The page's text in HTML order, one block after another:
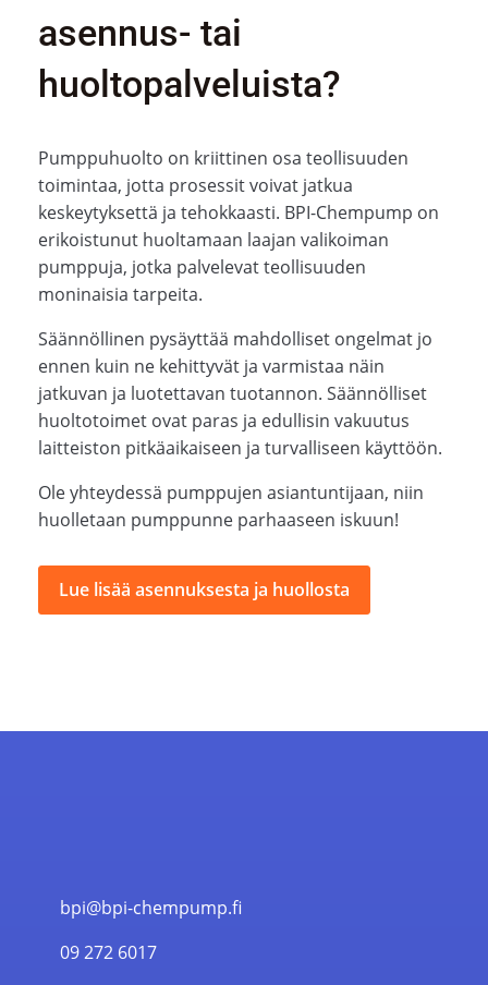
asennus- tai
huoltopalveluista?
Pumppuhuolto on kriittinen osa teollisuuden
toimintaa, jotta prosessit voivat jatkua
keskeytyksettä ja tehokkaasti. BPI-Chempump on
erikoistunut huoltamaan laajan valikoiman
pumppuja, jotka palvelevat teollisuuden
moninaisia tarpeita.
Säännöllinen pysäyttää mahdolliset ongelmat jo
ennen kuin ne kehittyvät ja varmistaa näin
jatkuvan ja luotettavan tuotannon. Säännölliset
huoltotoimet ovat paras ja edullisin vakuutus
laitteiston pitkäaikaiseen ja turvalliseen käyttöön.
Ole yhteydessä pumppujen asiantuntijaan, niin
huolletaan pumppunne parhaaseen iskuun!
Lue lisää asennuksesta ja huollosta
bpi@bpi-chempump.fi
09 272 6017